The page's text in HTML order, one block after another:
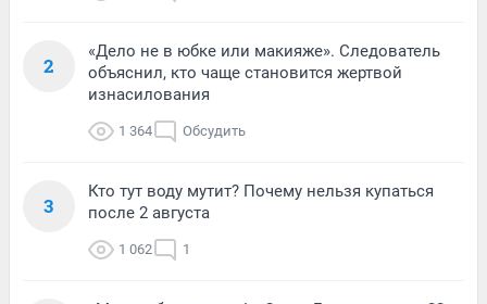
2
«Дело не в юбке или макияже». Следователь
объяснил, кто чаще становится жертвой
изнасилования
1 364 Обсудить
3
Кто тут воду мутит? Почему нельзя купаться
после 2 августа
1 062 1